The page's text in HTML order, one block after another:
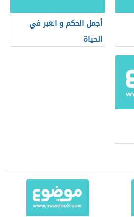
أجمل الحكم و العبر في
الحياة